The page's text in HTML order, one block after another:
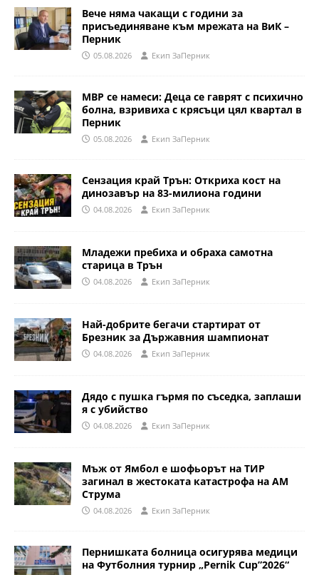
Вече няма чакащи с години за
присъединяване към мрежата на ВиК –
Перник
05.08.2026 Eкип ЗаПерник
МВР се намеси: Деца се гаврят с психично
болна, взривиха с крясъци цял квартал в
Перник
05.08.2026 Eкип ЗаПерник
Сензация край Трън: Откриха кост на
динозавър на 83-милиона години
04.08.2026 Eкип ЗаПерник
Младежи пребиха и обраха самотна
старица в Трън
04.08.2026 Eкип ЗаПерник
Най-добрите бегачи стартират от
Брезник за Държавния шампионат
04.08.2026 Eкип ЗаПерник
Дядо с пушка гърмя по съседка, заплаши
я с убийство
04.08.2026 Eкип ЗаПерник
Мъж от Ямбол е шофьорът на ТИР
загинал в жестоката катастрофа на АМ
Струма
04.08.2026 Eкип ЗаПерник
Пернишката болница осигурява медици
на Футболния турнир „Pernik Cup”2026“